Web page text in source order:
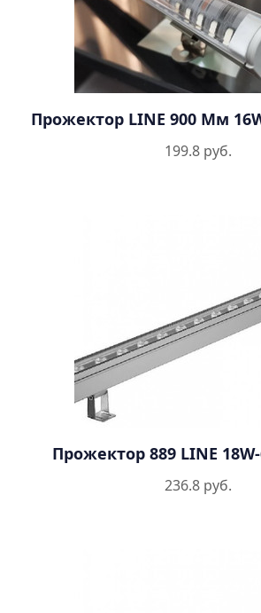
Прожектор LINE 900 Мм
199.8 руб.
Прожектор 889 LINE
236.8 руб.